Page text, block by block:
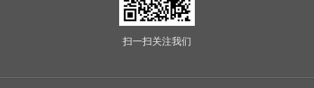
扫一扫关注我们